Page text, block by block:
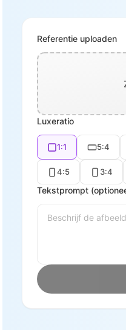
Referentie uploaden
Luxeratio
1:1 5:4
4:5 3:4
Tekstprompt